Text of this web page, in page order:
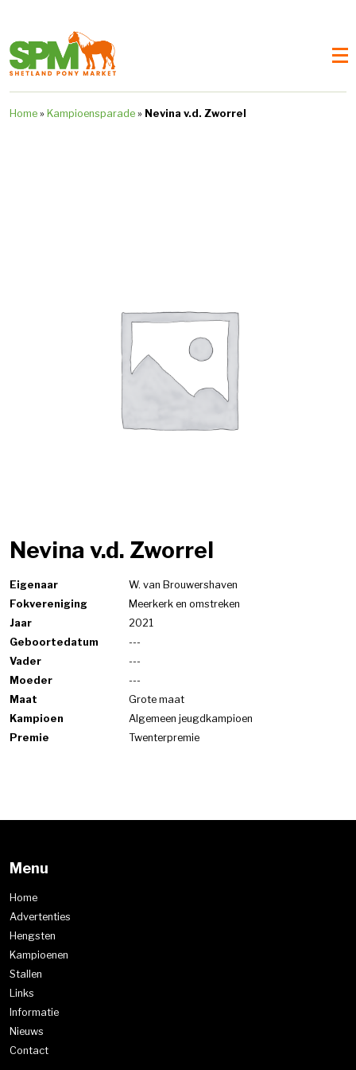
Home » Kampioensparade » Nevina v.d. Zworrel
Nevina v.d. Zworrel
Eigenaar
W. van Brouwershaven
Fokvereniging
Meerkerk en omstreken
Jaar
2021
Geboortedatum
---
Vader
---
Moeder
---
Maat
Grote maat
Kampioen
Algemeen jeugdkampioen
Premie
Twenterpremie
Menu
Home
Advertenties
Hengsten
Kampioenen
Stallen
Links
Informatie
Nieuws
Contact